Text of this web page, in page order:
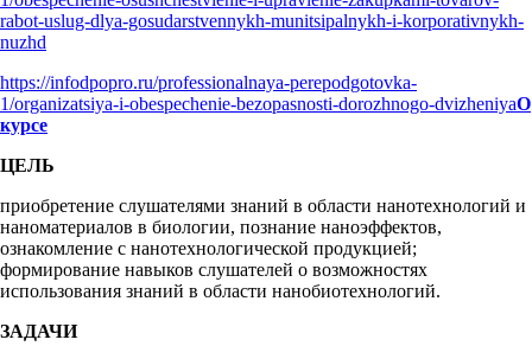
rabot-uslug-dlya-gosudarstvennykh-munitsipalnykh-i-korporativnykh-
nuzhd
https://infodpopro.ru/professionalnaya-perepodgotovka-
1/organizatsiya-i-obespechenie-bezopasnosti-dorozhnogo-dvizheniyaО
курсе
ЦЕЛЬ
приобретение слушателями знаний в области нанотехнологий и
наноматериалов в биологии, познание наноэффектов,
ознакомление с нанотехнологической продукцией;
формирование навыков слушателей о возможностях
использования знаний в области нанобиотехнологий.
ЗАДАЧИ